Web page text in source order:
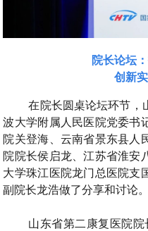
院长论坛
创新
在院长圆桌论坛环节，
波大学附属人民医院党委书
院关登海、云南省景东县人
院院长侯启龙、江苏省淮安
大学珠江医院龙门总医院支
副院长龙浩做了分享和讨论。
山东省第二康复医院